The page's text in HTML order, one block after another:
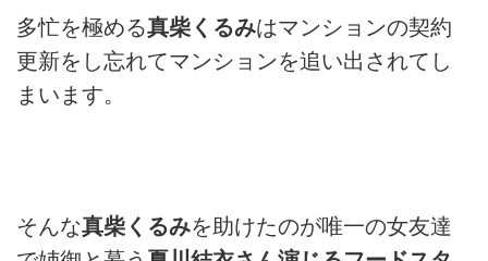
多忙を極める真柴くるみはマンションの契約
更新をし忘れてマンションを追い出されてし
まいます。
そんな真柴くるみを助けたのが唯一の女友達